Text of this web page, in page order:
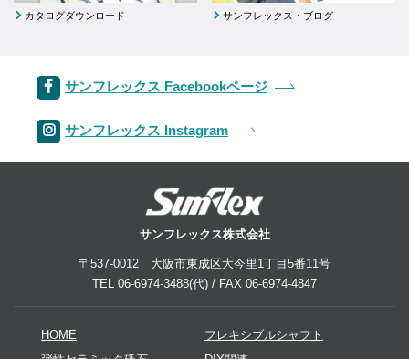
カタログダウンロード サンフレックス・ブログ
サンフレックス Facebookページ
サンフレックス Instagram
サンフレックス株式会社
〒537-0012 大阪市東成区大今里1丁目5番11号
TEL 06-6974-3488(代) / FAX 06-6974-4847
HOME
フレキシブルシャフト